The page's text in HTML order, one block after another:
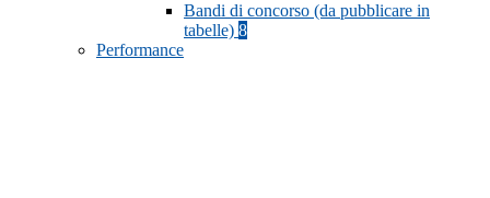
Bandi di concorso (da pubblicare in
tabelle) 8
Performance